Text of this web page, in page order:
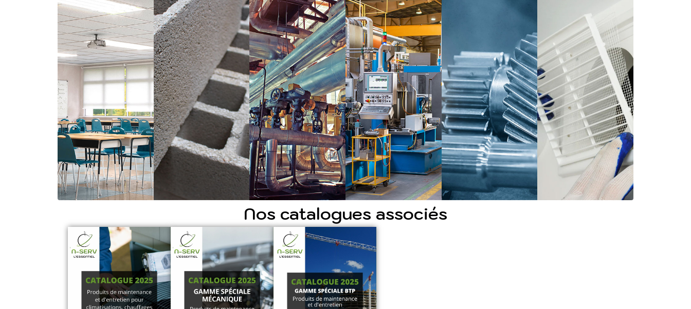
Nos catalogues associés